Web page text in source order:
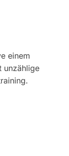
einem
unzählige